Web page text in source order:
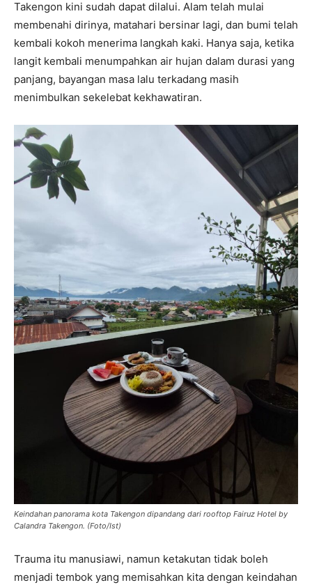
Takengon kini sudah dapat dilalui. Alam telah mulai
membenahi dirinya, matahari bersinar lagi, dan bumi telah
kembali kokoh menerima langkah kaki. Hanya saja, ketika
langit kembali menumpahkan air hujan dalam durasi yang
panjang, bayangan masa lalu terkadang masih
menimbulkan sekelebat kekhawatiran.
Keindahan panorama kota Takengon dipandang dari rooftop Fairuz Hotel by
Calandra Takengon. (Foto/Ist)
Trauma itu manusiawi, namun ketakutan tidak boleh
menjadi tembok yang memisahkan kita dengan keindahan